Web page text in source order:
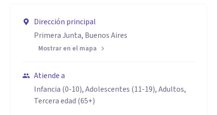
Dirección principal
Primera Junta, Buenos Aires
Mostrar en el mapa
Atiende a
Infancia (0-10), Adolescentes (11-19), Adultos,
Tercera edad (65+)